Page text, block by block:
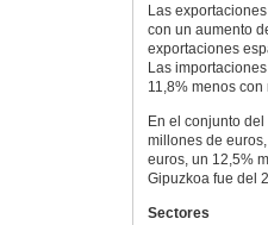
Las
con un aumento
exportaciones
Las
11,8% menos con
En el conjunto
millones de
euros, un 12,5%
Gipuzkoa fue del
Sectores